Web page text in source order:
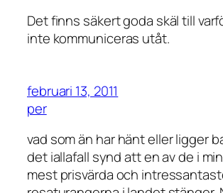
Det finns säkert goda skäl till
inte kommuniceras utåt.
februari 13, 2011
per
vad som än har hänt eller ligger
det iallafall synd att en av de i
mest prisvärda och